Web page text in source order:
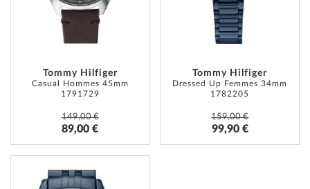
Tommy Hilfiger
Casual Hommes 45mm
1791729
149,00 €
89,00 €
Tommy Hilfiger
Dressed Up Femmes 34mm
1782205
159,00 €
99,90 €